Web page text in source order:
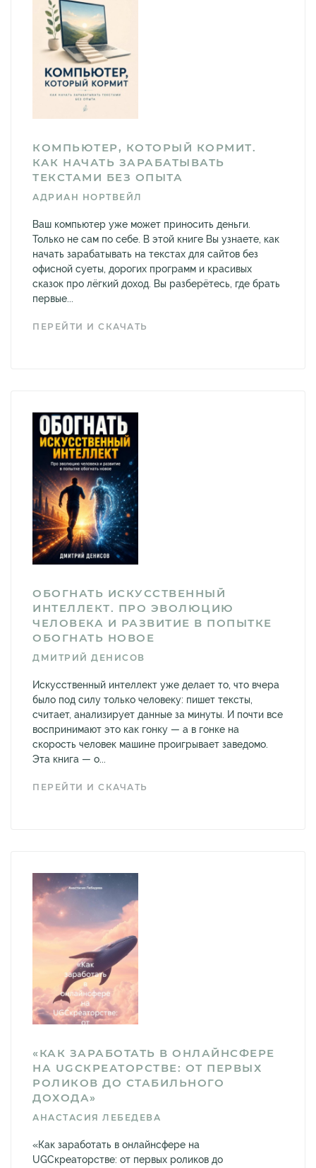
КОМПЬЮТЕР, КОТОРЫЙ КОРМИТ.
КАК НАЧАТЬ ЗАРАБАТЫВАТЬ
ТЕКСТАМИ БЕЗ ОПЫТА
АДРИАН НОРТВЕЙЛ
Ваш компьютер уже может приносить деньги.
Только не сам по себе. В этой книге Вы узнаете, как
начать зарабатывать на текстах для сайтов без
офисной суеты, дорогих программ и красивых
сказок про лёгкий доход. Вы разберётесь, где брать
первые...
ПЕРЕЙТИ И СКАЧАТЬ
ОБОГНАТЬ ИСКУССТВЕННЫЙ
ИНТЕЛЛЕКТ. ПРО ЭВОЛЮЦИЮ
ЧЕЛОВЕКА И РАЗВИТИЕ В ПОПЫТКЕ
ОБОГНАТЬ НОВОЕ
ДМИТРИЙ ДЕНИСОВ
Искусственный интеллект уже делает то, что вчера
было под силу только человеку: пишет тексты,
считает, анализирует данные за минуты. И почти все
воспринимают это как гонку — а в гонке на
скорость человек машине проигрывает заведомо.
Эта книга — о...
ПЕРЕЙТИ И СКАЧАТЬ
«КАК ЗАРАБОТАТЬ В ОНЛАЙНСФЕРЕ
НА UGCКРЕАТОРСТВЕ: ОТ ПЕРВЫХ
РОЛИКОВ ДО СТАБИЛЬНОГО
ДОХОДА»
АНАСТАСИЯ ЛЕБЕДЕВА
«Как заработать в онлайнсфере на
UGCкреаторстве: от первых роликов до